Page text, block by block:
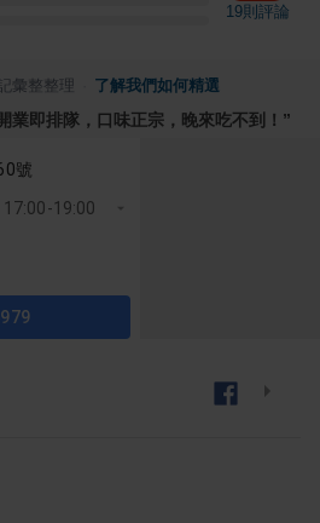
19則評論
彙整整理 了解我們如何精選
業即排隊，口味正宗，晚來吃不到！ ”
號
19:00